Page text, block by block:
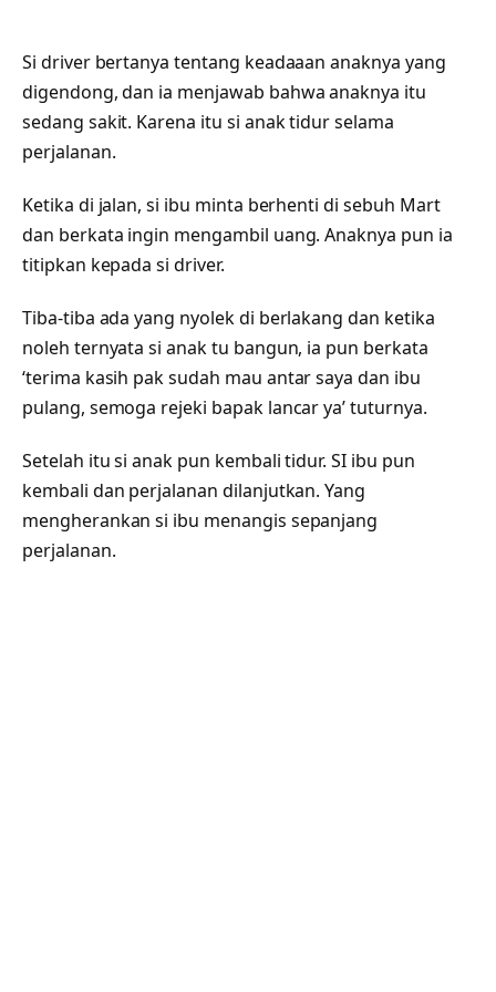
Si driver bertanya tentang keadaaan anaknya yang
digendong, dan ia menjawab bahwa anaknya itu
sedang sakit. Karena itu si anak tidur selama
perjalanan.
Ketika di jalan, si ibu minta berhenti di sebuh Mart
dan berkata ingin mengambil uang. Anaknya pun ia
titipkan kepada si driver.
Tiba-tiba ada yang nyolek di berlakang dan ketika
noleh ternyata si anak tu bangun, ia pun berkata
‘terima kasih pak sudah mau antar saya dan ibu
pulang, semoga rejeki bapak lancar ya’ tuturnya.
Setelah itu si anak pun kembali tidur. SI ibu pun
kembali dan perjalanan dilanjutkan. Yang
mengherankan si ibu menangis sepanjang
perjalanan.